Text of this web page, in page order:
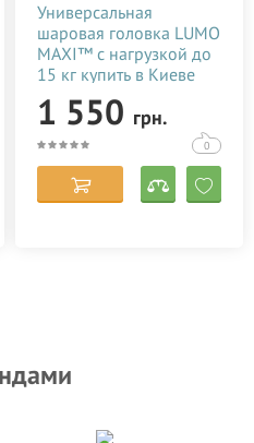
Универсальная
шаровая головка LUMO
MAXI™ с нагрузкой до
15 кг купить в Киеве
(Украине)
1 550 грн.
0